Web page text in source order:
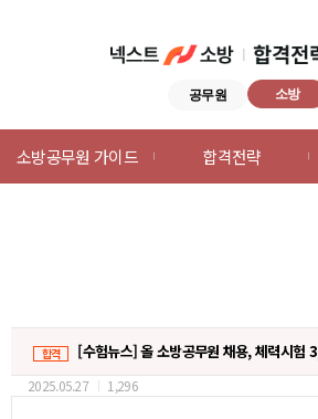
공무원 소방
넥스트공무원
합격전략연구소
메뉴
소방공무원 가이드 합격전략
합격 [수험뉴스] 올 소방공무원 채용, 체력시험
2025.05.27 1,296